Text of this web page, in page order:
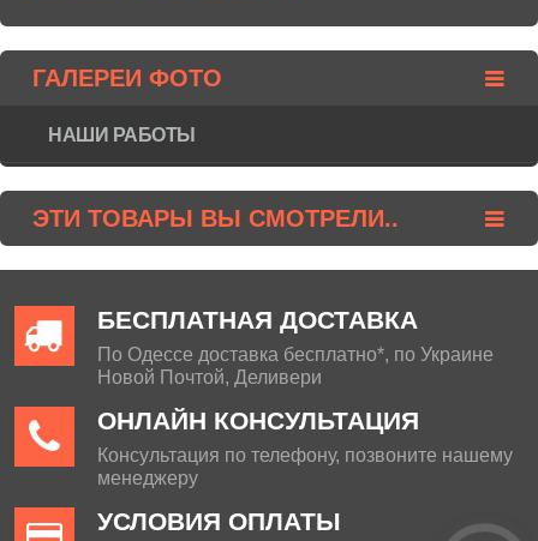
ГАЛЕРЕИ ФОТО
НАШИ РАБОТЫ
ЭТИ ТОВАРЫ ВЫ СМОТРЕЛИ..
БЕСПЛАТНАЯ ДОСТАВКА
По Одессе доставка бесплатно*, по Украине
Новой Почтой, Деливери
ОНЛАЙН КОНСУЛЬТАЦИЯ
Консультация по телефону, позвоните нашему
менеджеру
УСЛОВИЯ ОПЛАТЫ